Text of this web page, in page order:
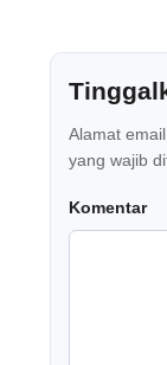
Alamat
yang wajib
Komentar